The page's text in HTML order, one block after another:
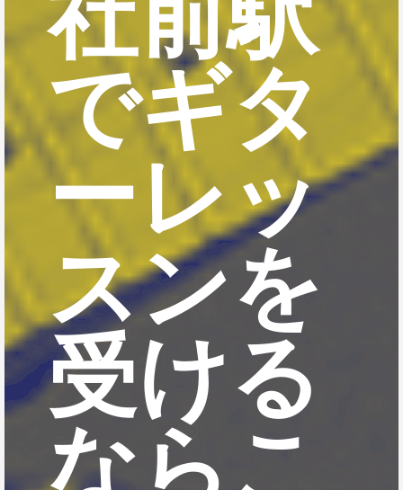
でギタ
ーレッ
スンを
受ける
ならこ